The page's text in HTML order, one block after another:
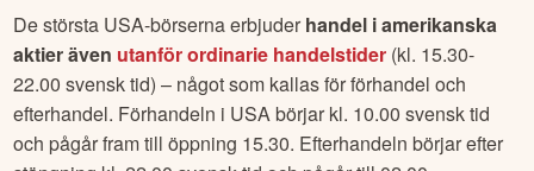
Climeonkan stiga i pris av olika skäl, och det beror ofta på
positiva faktorer och förväntningar från investerare. Några
vanliga orsaker till varför en aktie kan stiga i pris är: Positiva
nyheter, ökad efterfrågan, generell marktillväxt eller
utdelningar och återköp av aktier m.fl.